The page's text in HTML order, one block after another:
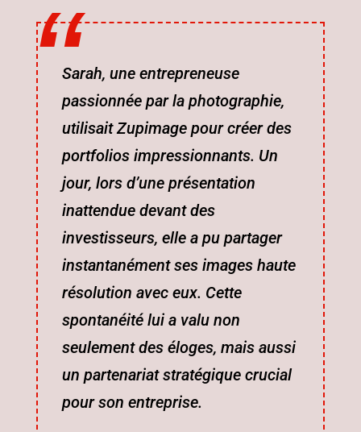
Sarah, une entrepreneuse
passionnée par la photographie,
utilisait Zupimage pour créer des
portfolios impressionnants. Un
jour, lors d’une présentation
inattendue devant des
investisseurs, elle a pu partager
instantanément ses images haute
résolution avec eux. Cette
spontanéité lui a valu non
seulement des éloges, mais aussi
un partenariat stratégique crucial
pour son entreprise.